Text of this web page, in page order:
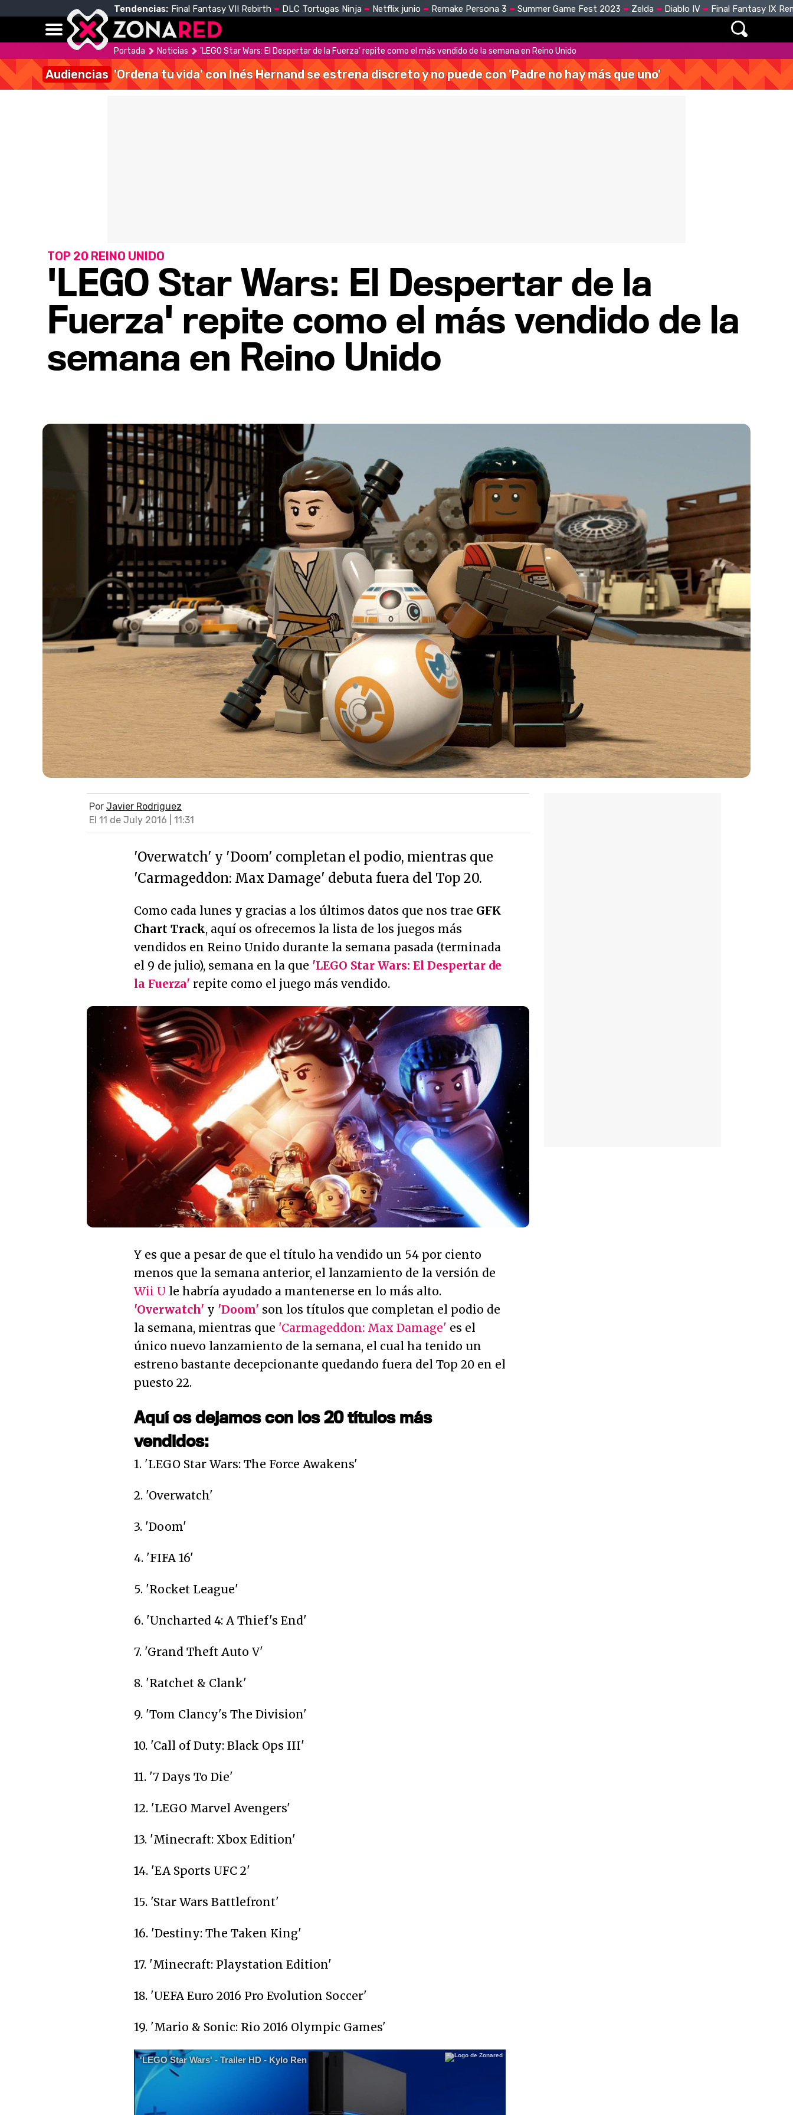
Tendencias: Final Fantasy VII Rebirth DLC Tortugas Ninja Netflix junio Remake Persona 3 Summer Game Fest 2023 Zelda Diablo IV Final Fantasy IX
Portada Noticias 'LEGO Star Wars: El Despertar de la Fuerza' repite como el más vendido de la semana en Reino Unido
Audiencias 'Ordena tu vida' con Inés Hernand se estrena discreto y no puede con 'Padre no hay más que uno'
'LEGO Star Wars: El Despertar de la
Fuerza' repite como el más vendido de la
semana en Reino Unido
TOP 20 REINO UNIDO
Por Javier Rodriguez
El 11 de July 2016 | 11:31
'Overwatch' y 'Doom' completan el podio, mientras que
'Carmageddon: Max Damage' debuta fuera del Top 20.
Como cada lunes y gracias a los últimos datos que nos trae GFK
Chart Track, aquí os ofrecemos la lista de los juegos más
vendidos en Reino Unido durante la semana pasada (terminada
el 9 de julio), semana en la que 'LEGO Star Wars: El Despertar de
la Fuerza' repite como el juego más vendido.
Y es que a pesar de que el título ha vendido un 54 por ciento
menos que la semana anterior, el lanzamiento de la versión de
Wii U le habría ayudado a mantenerse en lo más alto.
'Overwatch' y 'Doom' son los títulos que completan el podio de
la semana, mientras que 'Carmageddon: Max Damage' es el
único nuevo lanzamiento de la semana, el cual ha tenido un
estreno bastante decepcionante quedando fuera del Top 20 en el
puesto 22.
Aquí os dejamos con los 20 títulos más
vendidos:
1. 'LEGO Star Wars: The Force Awakens'
2. 'Overwatch'
3. 'Doom'
4. 'FIFA 16'
5. 'Rocket League'
6. 'Uncharted 4: A Thief's End'
7. 'Grand Theft Auto V'
8. 'Ratchet & Clank'
9. 'Tom Clancy's The Division'
10. 'Call of Duty: Black Ops III'
11. '7 Days To Die'
12. 'LEGO Marvel Avengers'
13. 'Minecraft: Xbox Edition'
14. 'EA Sports UFC 2'
15. 'Star Wars Battlefront'
16. 'Destiny: The Taken King'
17. 'Minecraft: Playstation Edition'
18. 'UEFA Euro 2016 Pro Evolution Soccer'
19. 'Mario & Sonic: Rio 2016 Olympic Games'
'LEGO Star Wars' - Trailer HD - Kylo Ren